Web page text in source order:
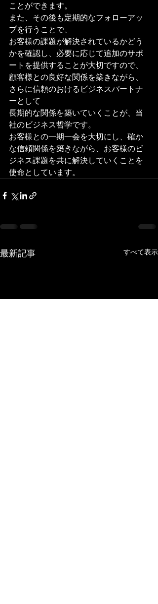
ことができます。
また、その後も定期的なフォローアッ
プを行うことで、
お客様の課題が解決されているかどう
かを確認し、必要に応じて追加のサポ
ートを提供することが大切ですので、
顧客様との良好な関係を築きながら、
さらに信頼のおけるビジネスパートナ
ーとして
長期的な関係を築いていくことが、当
社のビジネス哲学です。
お客様との一期一会を大切にし、確か
な信頼関係を築きながら、お客様のビ
ジネス課題を共に解決していくことを
使命としています。
最新記事 すべて表示